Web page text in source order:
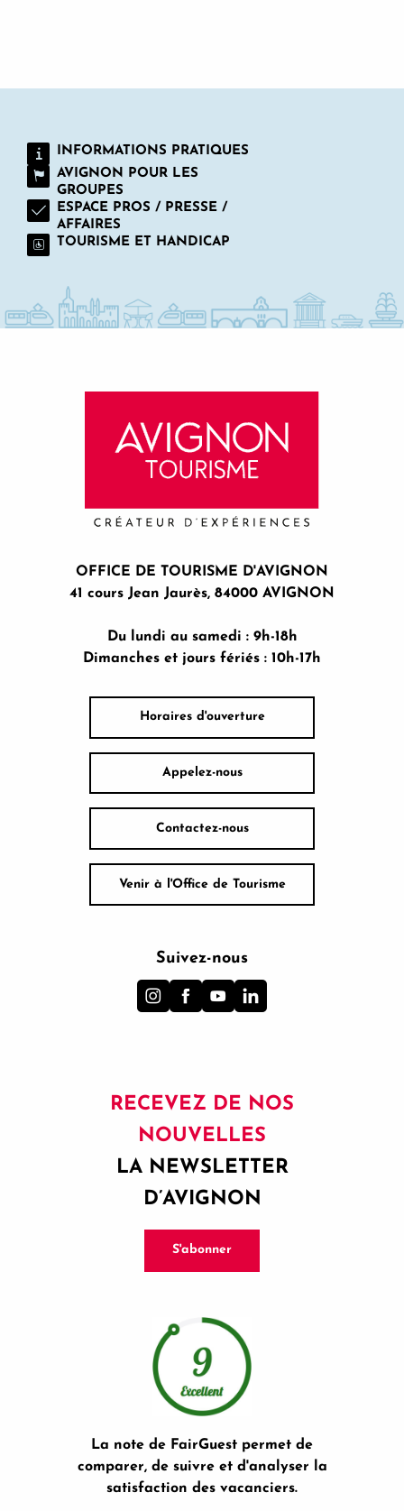
INFORMATIONS PRATIQUES
AVIGNON POUR LES
GROUPES
ESPACE PROS / PRESSE /
AFFAIRES
TOURISME ET HANDICAP
OFFICE DE TOURISME D'AVIGNON
41 cours Jean Jaurès, 84000 AVIGNON
Du lundi au samedi : 9h-18h
Dimanches et jours fériés : 10h-17h
Horaires d'ouverture
Appelez-nous
Contactez-nous
Venir à l'Office de Tourisme
Suivez-nous
RECEVEZ DE NOS
NOUVELLES
LA NEWSLETTER
D’AVIGNON
S'abonner
La note de FairGuest permet de
comparer, de suivre et d'analyser la
satisfaction des vacanciers.